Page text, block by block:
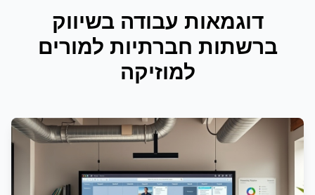
דוגמאות עבודה בשיווק
ברשתות חברתיות למורים
למוזיקה